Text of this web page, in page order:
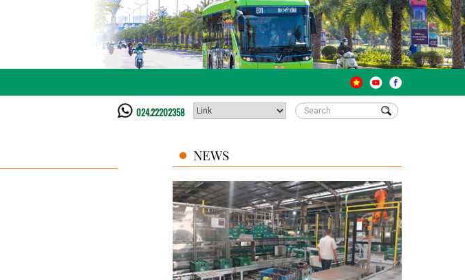
024.22202358
NEWS